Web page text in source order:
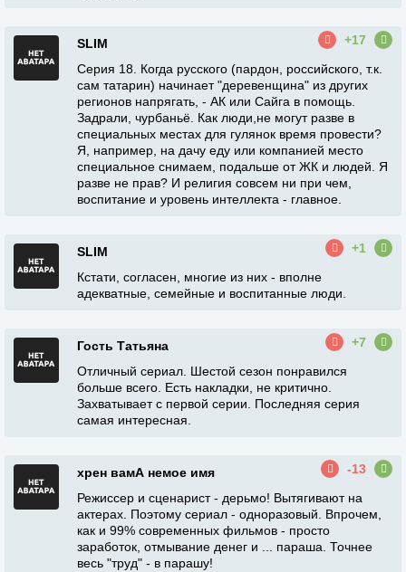
SLIM
+17
Серия 18. Когда русского (пардон, российского, т.к.
сам татарин) начинает "деревенщина" из других
регионов напрягать, - АК или Сайга в помощь.
Задрали, чурбаньё. Как люди,не могут разве в
специальных местах для гулянок время провести?
Я, например, на дачу еду или компанией место
специальное снимаем, подальше от ЖК и людей. Я
разве не прав? И религия совсем ни при чем,
воспитание и уровень интеллекта - главное.
SLIM
+1
Кстати, согласен, многие из них - вполне
адекватные, семейные и воспитанные люди.
Гость Татьяна
+7
Отличный сериал. Шестой сезон понравился
больше всего. Есть накладки, не критично.
Захватывает с первой серии. Последняя серия
самая интересная.
хрен вамА немое имя
-13
Режиссер и сценарист - дерьмо! Вытягивают на
актерах. Поэтому сериал - одноразовый. Впрочем,
как и 99% современных фильмов - просто
заработок, отмывание денег и ... параша. Точнее
весь "труд" - в парашу!